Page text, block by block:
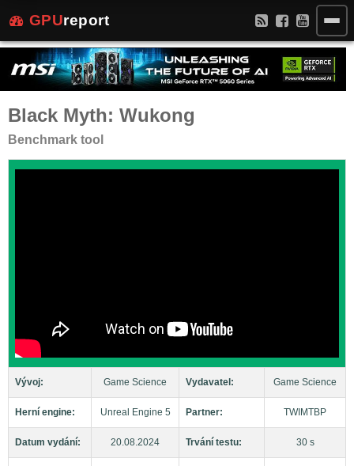
GPUreport
Black Myth: Wukong
Benchmark tool
Vývoj: Game Science Vydavatel: Game Science
Herní engine: Unreal Engine 5 Partner: TWIMTBP
Datum vydání: 20.08.2024 Trvání testu: 30 s